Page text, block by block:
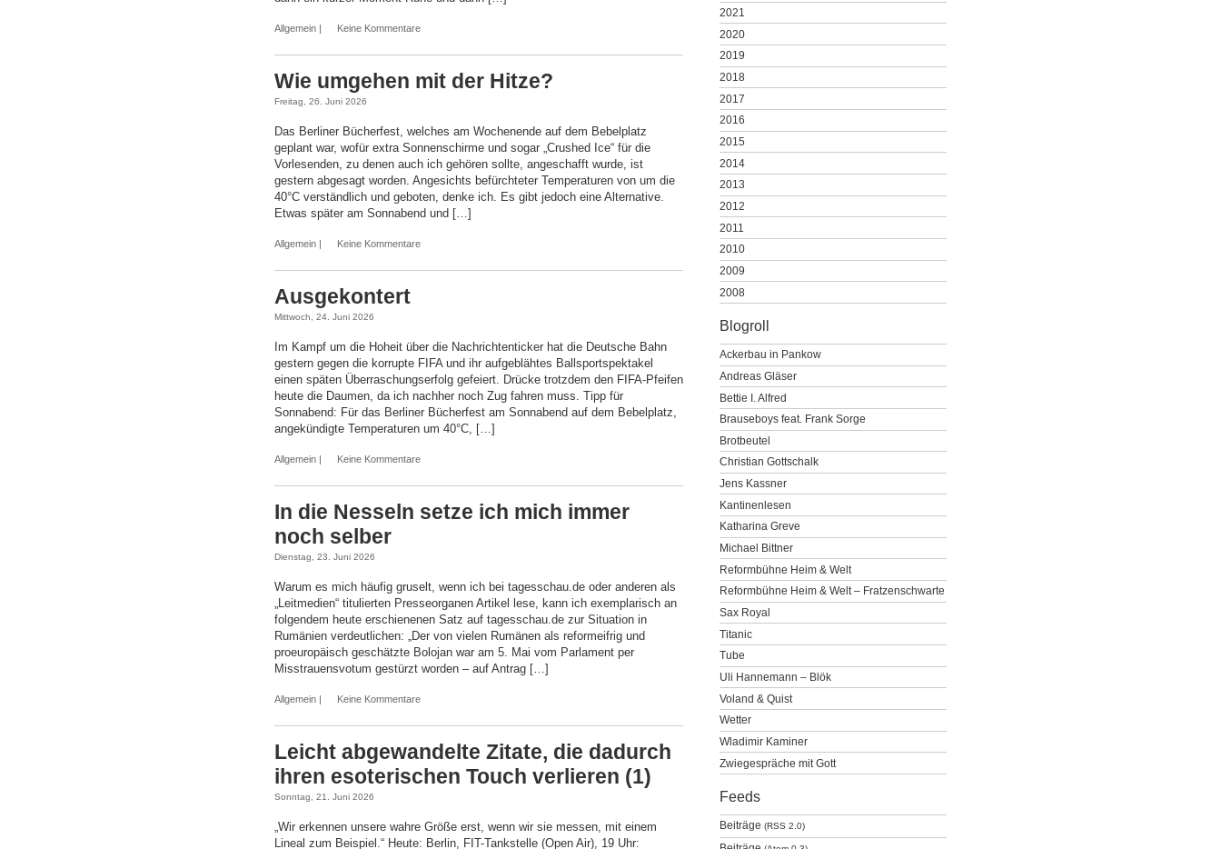
Allgemein | Keine Kommentare
Wie umgehen mit der Hitze?
Freitag, 26. Juni 2026
Das Berliner Bücherfest, welches am Wochenende auf dem Bebelplatz
geplant war, wofür extra Sonnenschirme und sogar „Crushed Ice“ für die
Vorlesenden, zu denen auch ich gehören sollte, angeschafft wurde, ist
gestern abgesagt worden. Angesichts befürchteter Temperaturen von um die
40°C verständlich und geboten, denke ich. Es gibt jedoch eine Alternative.
Etwas später am Sonnabend und […]
Allgemein | Keine Kommentare
Ausgekontert
Mittwoch, 24. Juni 2026
Im Kampf um die Hoheit über die Nachrichtenticker hat die Deutsche Bahn
gestern gegen die korrupte FIFA und ihr aufgeblähtes Ballsportspektakel
einen späten Überraschungserfolg gefeiert. Drücke trotzdem den FIFA-Pfeifen
heute die Daumen, da ich nachher noch Zug fahren muss. Tipp für
Sonnabend: Für das Berliner Bücherfest am Sonnabend auf dem Bebelplatz,
angekündigte Temperaturen um 40°C, […]
Allgemein | Keine Kommentare
In die Nesseln setze ich mich immer
noch selber
Dienstag, 23. Juni 2026
Warum es mich häufig gruselt, wenn ich bei tagesschau.de oder anderen als
„Leitmedien“ titulierten Presseorganen Artikel lese, kann ich exemplarisch an
folgendem heute erschienenen Satz auf tagesschau.de zur Situation in
Rumänien verdeutlichen: „Der von vielen Rumänen als reformeifrig und
proeuropäisch geschätzte Bolojan war am 5. Mai vom Parlament per
Misstrauensvotum gestürzt worden – auf Antrag […]
Allgemein | Keine Kommentare
Leicht abgewandelte Zitate, die dadurch
ihren esoterischen Touch verlieren (1)
Sonntag, 21. Juni 2026
„Wir erkennen unsere wahre Größe erst, wenn wir sie messen, mit einem
Lineal zum Beispiel.“ Heute: Berlin, FIT-Tankstelle (Open Air), 19 Uhr:
2021
2020
2019
2018
2017
2016
2015
2014
2013
2012
2011
2010
2009
2008
Blogroll
Ackerbau in Pankow
Andreas Gläser
Bettie I. Alfred
Brauseboys feat. Frank Sorge
Brotbeutel
Christian Gottschalk
Jens Kassner
Kantinenlesen
Katharina Greve
Michael Bittner
Reformbühne Heim & Welt
Reformbühne Heim & Welt – Fratzenschwarte
Sax Royal
Titanic
Tube
Uli Hannemann – Blök
Voland & Quist
Wetter
Wladimir Kaminer
Zwiegespräche mit Gott
Feeds
Beiträge (RSS 2.0)